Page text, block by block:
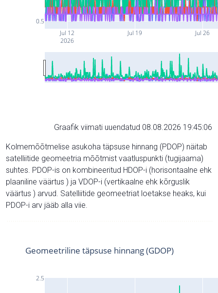
Jul 12
2026
Jul 19 Jul 26
0.5
Graafik viimati uuendatud 08.08.2026 19:45:06
Kolmemõõtmelise asukoha täpsuse hinnang (PDOP) näitab
satelliitide geomeetria mõõtmist vaatluspunkti (tugijaama)
suhtes. PDOP-is on kombineeritud HDOP-i (horisontaalne ehk
plaaniline väärtus ) ja VDOP-i (vertikaalne ehk kõrguslik
väärtus ) arvud. Satelliitide geomeetriat loetakse heaks, kui
PDOP-i arv jääb alla viie.
2.5
Geomeetriline täpsuse hinnang (GDOP)